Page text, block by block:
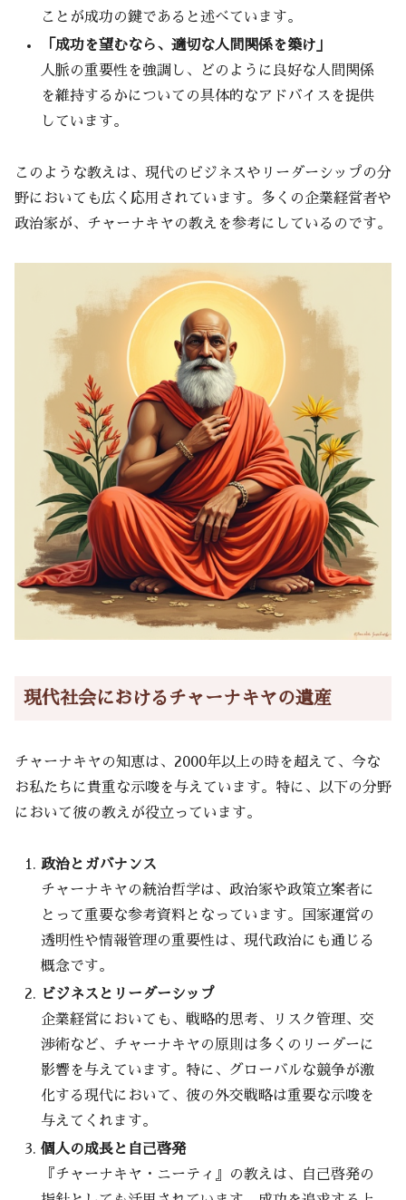
ことが成功の鍵であると述べています。
「成功を望むなら、適切な人間関係を築け」
人脈の重要性を強調し、どのように良好な人間関係
を維持するかについての具体的なアドバイスを提供
しています。
このような教えは、現代のビジネスやリーダーシップの分
野においても広く応用されています。多くの企業経営者や
政治家が、チャーナキヤの教えを参考にしているのです。
現代社会におけるチャーナキヤの遺産
チャーナキヤの知恵は、2000年以上の時を超えて、今な
お私たちに貴重な示唆を与えています。特に、以下の分野
において彼の教えが役立っています。
政治とガバナンス
チャーナキヤの統治哲学は、政治家や政策立案者に
とって重要な参考資料となっています。国家運営の
透明性や情報管理の重要性は、現代政治にも通じる
概念です。
ビジネスとリーダーシップ
企業経営においても、戦略的思考、リスク管理、交
渉術など、チャーナキヤの原則は多くのリーダーに
影響を与えています。特に、グローバルな競争が激
化する現代において、彼の外交戦略は重要な示唆を
与えてくれます。
個人の成長と自己啓発
『チャーナキヤ・ニーティ』の教えは、自己啓発の